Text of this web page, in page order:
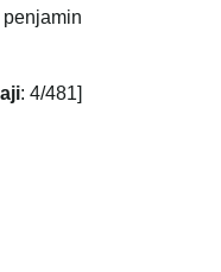
: 4/481]